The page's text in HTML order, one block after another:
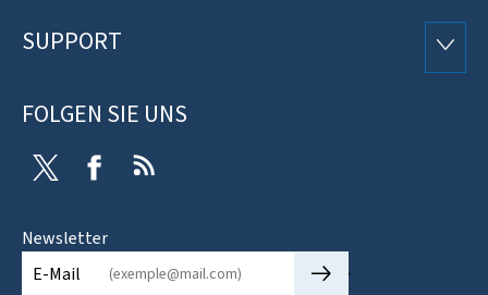
SUPPORT
FOLGEN SIE UNS
Twitter Facebook
Newsletter
E-Mail
🡒